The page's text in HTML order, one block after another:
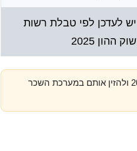
יש לעדכן לפי טבלת רשות
שוק ההון 2025
חשוב: את הסכומים המדויקים יש לקחת מטבלאות העדכון הרשמיות לשנת 2025 ולהזין אותם במערכת השכר